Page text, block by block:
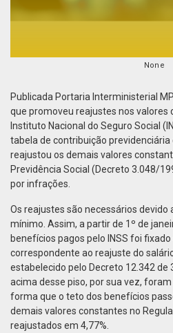
None
Publicada Portaria Interministerial
que promoveu reajustes nos valores
Instituto Nacional do Seguro Social
tabela de contribuição previdenciária
reajustou os demais valores
Previdência Social (Decreto 3.048/
por infrações.
Os reajustes são necessários devido
mínimo. Assim, a partir de 1º de
benefícios pagos pelo INSS foi
correspondente ao reajuste do
estabelecido pelo Decreto 12.342
acima desse piso, por sua vez,
forma que o teto dos benefícios
demais valores constantes no
reajustados em 4,77%.